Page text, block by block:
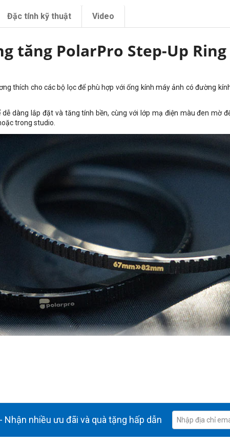
Đặc tính kỹ thuật Video
tăng PolarPro Step-Up Ring
thích cho các bộ lọc để phù hợp với ống kính máy ảnh có đường
dàng lắp đặt và tăng tính bền, cùng với lớp mạ điện màu đen mờ
trong studio.
lắp vừa vặn trên ống kính có ren 67mm.
- Nhận nhiều ưu đãi và quà tặng hấp dẫn